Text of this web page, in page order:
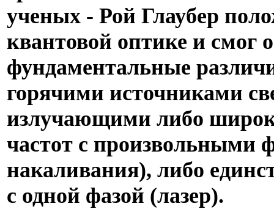
ученых - Рой Глаубер
квантовой оптике и смог
фундаментальные
горячими источниками
излучающими либо
частот с произвольными
накаливания), либо
с одной фазой (лазер).